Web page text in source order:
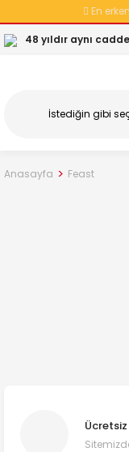
En
48 yıldır aynı
Anasayfa Feast